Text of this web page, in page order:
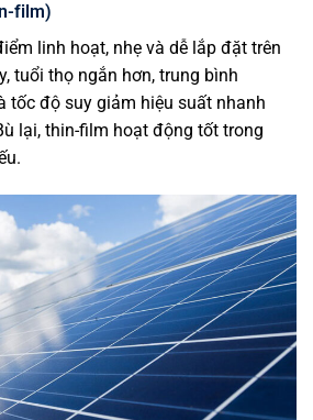
film)
linh hoạt, nhẹ và dễ lắp đặt trên
tuổi thọ ngắn hơn, trung bình
tốc độ suy giảm hiệu suất nhanh
lại, thin-film hoạt động tốt trong